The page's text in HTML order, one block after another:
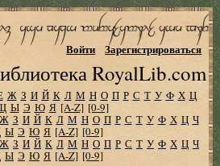
RoyalLib.com
Войти Зарегистрироваться
Ж З И Й К Л М Н О П Р С Т У Ф Х Ц
Ы Э Ю Я [A-Z] [0-9]
Ж З И Й К Л М Н О П Р С Т У Ф Х Ц Ч
Ы Э Ю Я [A-Z] [0-9]
Ж З И Й К Л М Н О П Р С Т У Ф Х Ц Ч
Ы Э Ю Я [A-Z] [0-9]